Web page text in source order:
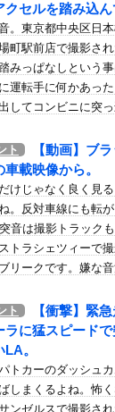
ー協会が声明「現在
3700台後半になる模
して良くない」
た
んでドジャースが韓
後の対応は「法的専
飲むのは三流。瞑想
ｗｗｗ
れてたらｗｗｗ
拡散されてしまう…
後の日本の対応のス
、爆笑されてしま
鑑定をするがいいな
％急増…ウクライナ
クセルを踏み込
。東京都中央区日
町駅前店で撮影さ
みっぱなしという
運転手に何かあっ
してコンビニに突
ト
【動画】ブ
載映像から。
けじゃなく良く見
。反対車線にも転
音は撮影トラック
トラシェツィーで
リークです。嫌な音
ト
【衝撃】緊
ラに猛スピード
。
トカーのダッシュ
しまくるよね。怖
ンゼルスで撮影さ